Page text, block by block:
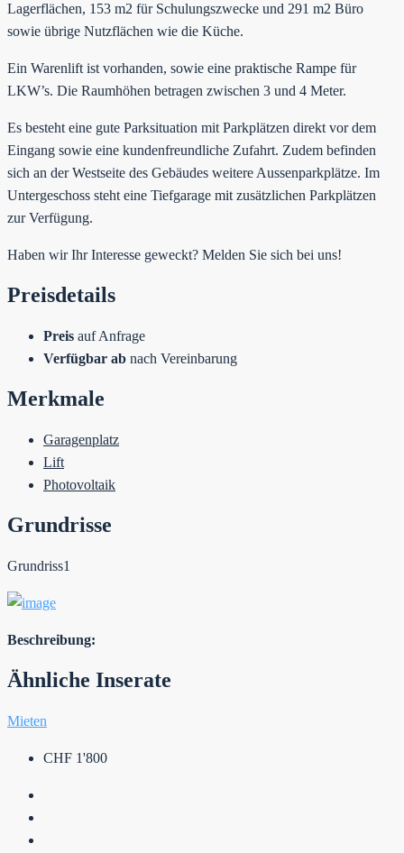
Lagerflächen, 153 m2 für Schulungszwecke und 291 m2 Büro
sowie übrige Nutzflächen wie die Küche.
Ein Warenlift ist vorhanden, sowie eine praktische Rampe für
LKW’s. Die Raumhöhen betragen zwischen 3 und 4 Meter.
Es besteht eine gute Parksituation mit Parkplätzen direkt vor dem
Eingang sowie eine kundenfreundliche Zufahrt. Zudem befinden
sich an der Westseite des Gebäudes weitere Aussenparkplätze. Im
Untergeschoss steht eine Tiefgarage mit zusätzlichen Parkplätzen
zur Verfügung.
Haben wir Ihr Interesse geweckt? Melden Sie sich bei uns!
Preisdetails
Preis auf Anfrage
Verfügbar ab nach Vereinbarung
Merkmale
Garagenplatz
Lift
Photovoltaik
Grundrisse
Grundriss1
Beschreibung:
Ähnliche Inserate
Mieten
CHF 1'800